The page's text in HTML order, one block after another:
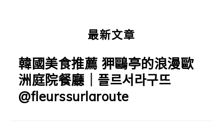
最新文章
韓國美食推薦 狎鷗亭的浪漫歐
洲庭院餐廳｜플르서라구뜨
@fleurssurlaroute